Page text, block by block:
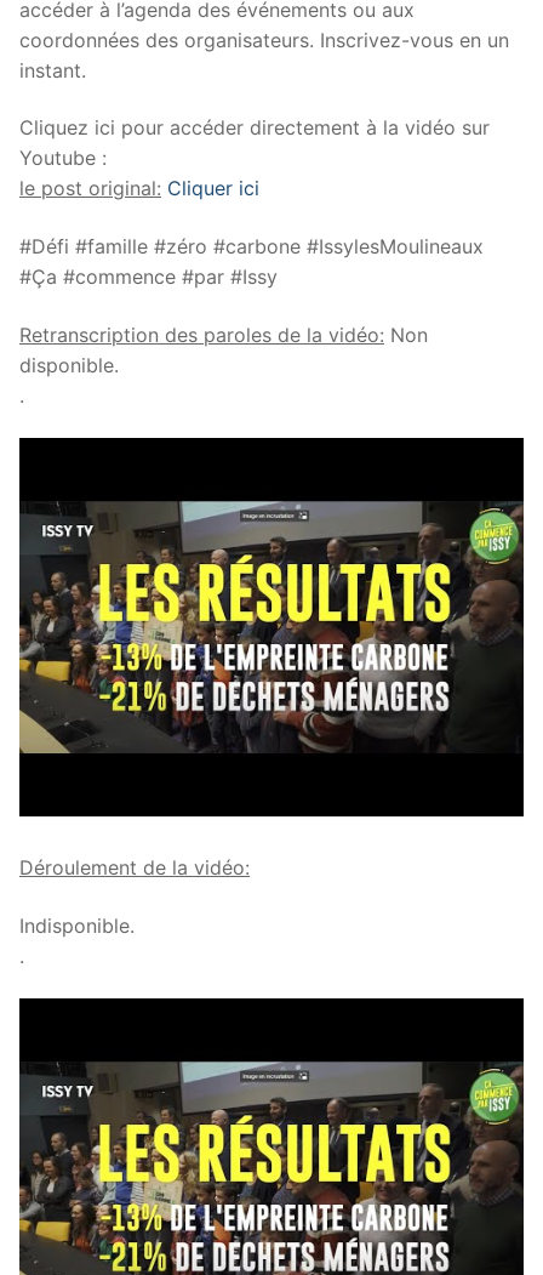
accéder à l’agenda des événements ou aux
coordonnées des organisateurs. Inscrivez-vous en un
instant.
Cliquez ici pour accéder directement à la vidéo sur
Youtube :
le post original: Cliquer ici
#Défi #famille #zéro #carbone #IssylesMoulineaux
#Ça #commence #par #Issy
Retranscription des paroles de la vidéo: Non
disponible.
.
Déroulement de la vidéo:
Indisponible.
.